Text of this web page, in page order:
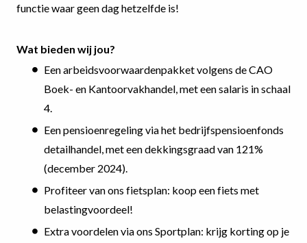
functie waar geen dag hetzelfde is!
Wat bieden wij jou?
Een arbeidsvoorwaardenpakket volgens de CAO
Boek- en Kantoorvakhandel, met een salaris in schaal
4.
Een pensioenregeling via het bedrijfspensioenfonds
detailhandel, met een dekkingsgraad van 121%
(december 2024).
Profiteer van ons fietsplan: koop een fiets met
belastingvoordeel!
Extra voordelen via ons Sportplan: krijg korting op je